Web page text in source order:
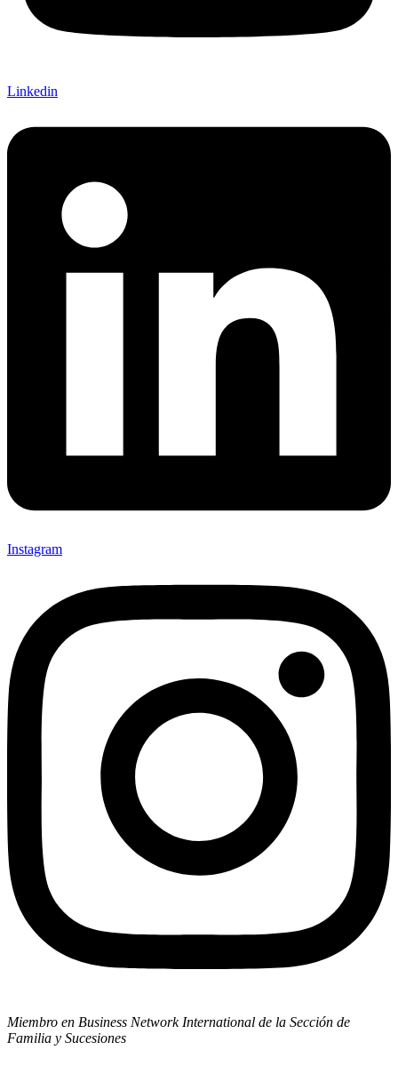
Linkedin
Instagram
Miembro en Business Network International de la Sección de
Familia y Sucesiones